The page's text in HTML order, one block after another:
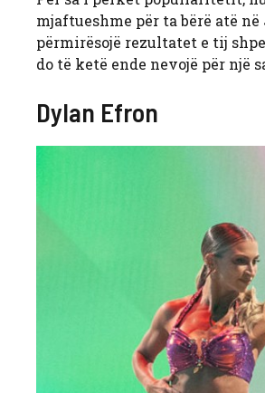
mjaftueshme për ta bërë atë
përmirësojë rezultatet e tij
do të ketë ende nevojë për një
Dylan Efron